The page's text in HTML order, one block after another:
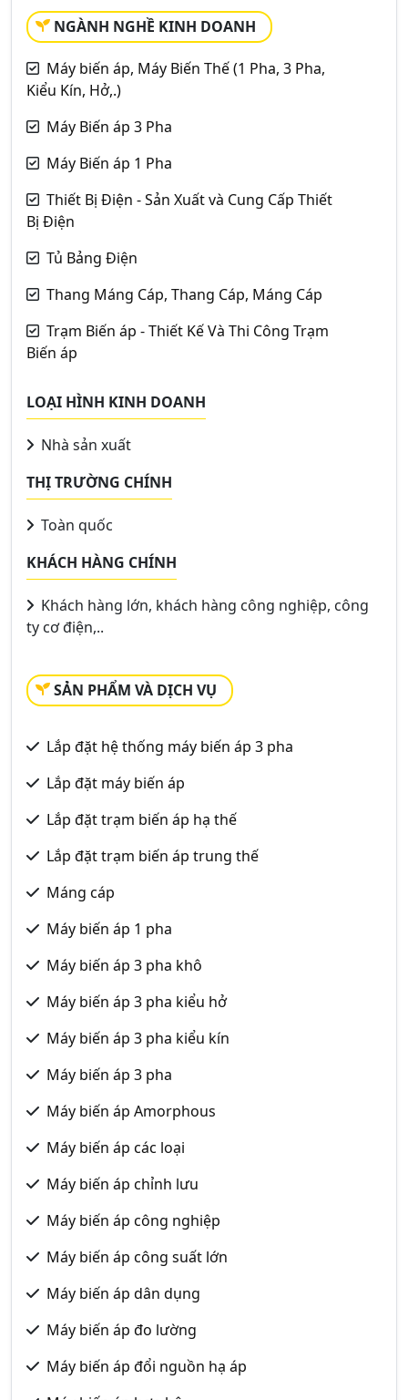
NGÀNH NGHỀ KINH DOANH
Máy biến áp, Máy Biến Thế (1 Pha, 3 Pha,
Kiểu Kín, Hở,.)
Máy Biến áp 3 Pha
Máy Biến áp 1 Pha
Thiết Bị Điện - Sản Xuất và Cung Cấp Thiết
Bị Điện
Tủ Bảng Điện
Thang Máng Cáp, Thang Cáp, Máng Cáp
Trạm Biến áp - Thiết Kế Và Thi Công Trạm
Biến áp
LOẠI HÌNH KINH DOANH
Nhà sản xuất
THỊ TRƯỜNG CHÍNH
Toàn quốc
KHÁCH HÀNG CHÍNH
Khách hàng lớn, khách hàng công nghiệp, công
ty cơ điện,..
SẢN PHẨM VÀ DỊCH VỤ
Lắp đặt hệ thống máy biến áp 3 pha
Lắp đặt máy biến áp
Lắp đặt trạm biến áp hạ thế
Lắp đặt trạm biến áp trung thế
Máng cáp
Máy biến áp 1 pha
Máy biến áp 3 pha khô
Máy biến áp 3 pha kiểu hở
Máy biến áp 3 pha kiểu kín
Máy biến áp 3 pha
Máy biến áp Amorphous
Máy biến áp các loại
Máy biến áp chỉnh lưu
Máy biến áp công nghiệp
Máy biến áp công suất lớn
Máy biến áp dân dụng
Máy biến áp đo lường
Máy biến áp đổi nguồn hạ áp